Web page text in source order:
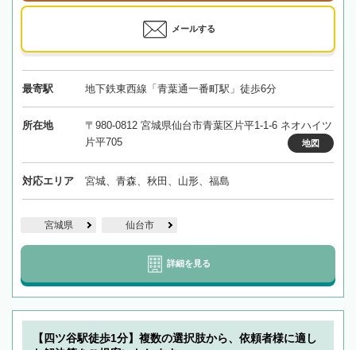
メールする
最寄駅 地下鉄東西線「青葉通一番町駅」徒歩6分
所在地
〒980-0812 宮城県仙台市青葉区片平1-1-6 ネオハイツ
片平705
地図
対応エリア 宮城、青森、秋田、山形、福島
宮城県 仙台市
詳細を見る
【四ツ谷駅徒歩1分】複数の選択肢から、依頼者様に適し